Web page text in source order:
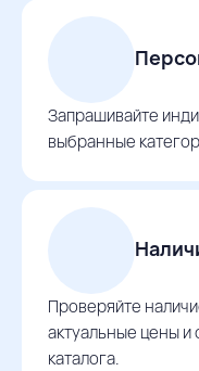
Запрашивайте
выбранные
Проверяйте
актуальные цены и
каталога.